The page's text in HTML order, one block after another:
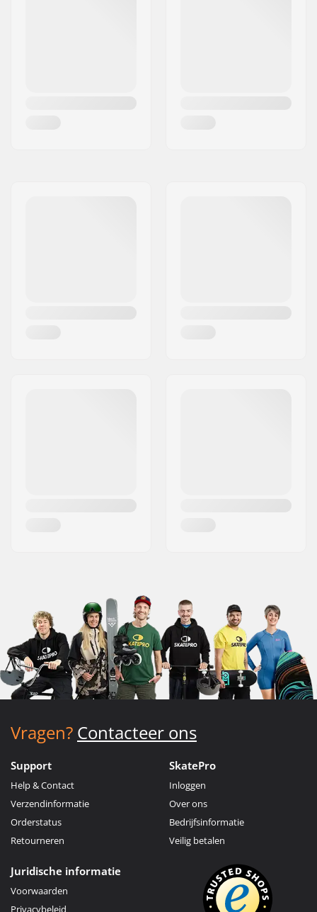
Vragen? Contacteer ons
Support
Help & Contact
Verzendinformatie
Orderstatus
Retourneren
SkatePro
Inloggen
Over ons
Bedrijfsinformatie
Veilig betalen
Juridische informatie
Voorwaarden
Privacybeleid